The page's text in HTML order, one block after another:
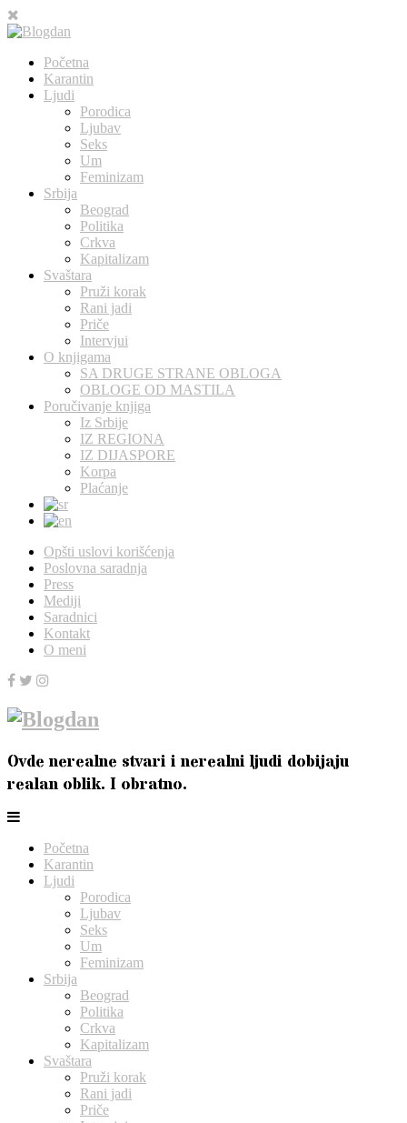
Početna
Karantin
Ljudi
Porodica
Ljubav
Seks
Um
Feminizam
Srbija
Beograd
Politika
Crkva
Kapitalizam
Svaštara
Pruži korak
Rani jadi
Priče
Intervjui
O knjigama
SA DRUGE STRANE OBLOGA
OBLOGE OD MASTILA
Poručivanje knjiga
Iz Srbije
IZ REGIONA
IZ DIJASPORE
Korpa
Plaćanje
Opšti uslovi korišćenja
Poslovna saradnja
Press
Mediji
Saradnici
Kontakt
O meni
Ovde nerealne stvari i nerealni ljudi dobijaju
realan oblik. I obratno.
Početna
Karantin
Ljudi
Porodica
Ljubav
Seks
Um
Feminizam
Srbija
Beograd
Politika
Crkva
Kapitalizam
Svaštara
Pruži korak
Rani jadi
Priče